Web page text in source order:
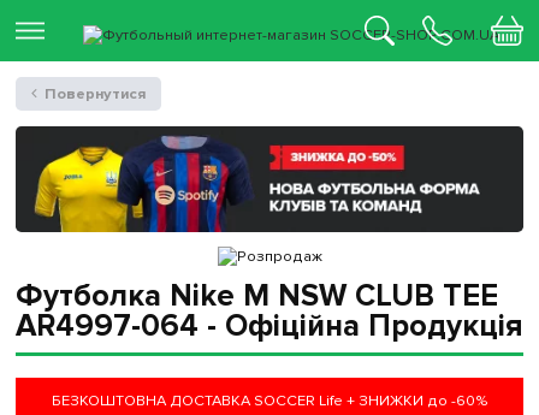
Футболка Nike M NSW CLUB TEE
AR4997-064 - Офіційна Продукція
БЕЗКОШТОВНА ДОСТАВКА SOCCER Life + ЗНИЖКИ до -60%
Повернутися